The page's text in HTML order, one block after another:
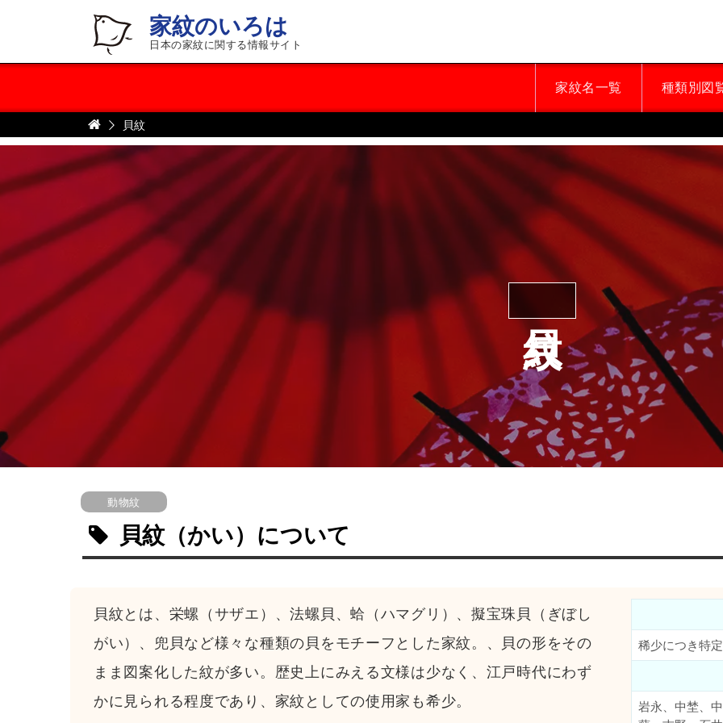
家紋のいろは
日本の家紋に関する情報サイト
家紋名一覧 種類別図
貝紋
貝紋 （かい） について
動物紋
貝紋とは、栄螺（サザエ）、法螺貝、蛤（ハマグリ）、擬宝珠貝（ぎぼし
がい）、兜貝など様々な種類の貝をモチーフとした家紋。、貝の形をその
まま図案化した紋が多い。歴史上にみえる文様は少なく、江戸時代にわず
かに見られる程度であり、家紋としての使用家も希少。
稀少につき特
岩永、中埜、